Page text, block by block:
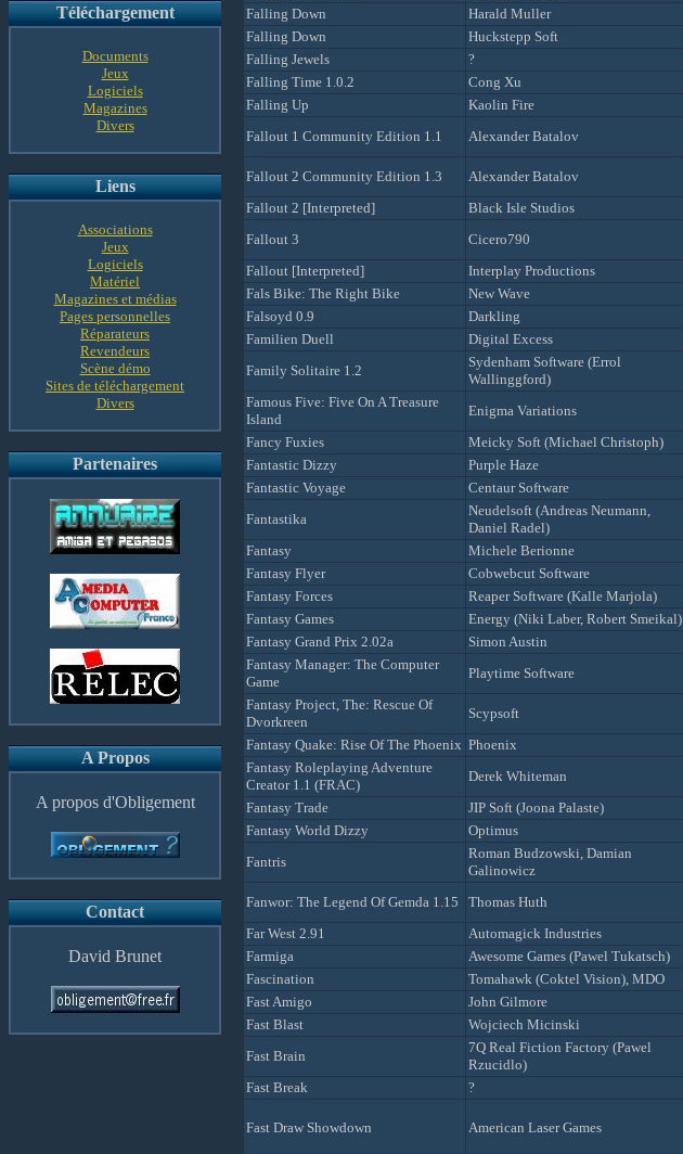
Téléchargement
Documents
Jeux
Logiciels
Magazines
Divers
Liens
Associations
Jeux
Logiciels
Matériel
Magazines et médias
Pages personnelles
Réparateurs
Revendeurs
Scène démo
Sites de téléchargement
Divers
Partenaires
A Propos
A propos d'Obligement
Contact
David Brunet
Falling Down
Harald Muller
Falling Down
Huckstepp Soft
Falling Jewels
?
Falling Time 1.0.2
Cong Xu
Falling Up
Kaolin Fire
Fallout 1 Community Edition 1.1
Alexander Batalov
Fallout 2 Community Edition 1.3 Alexander Batalov
Fallout 2 [Interpreted]
Black Isle Studios
Fallout 3
Cicero790
Fallout [Interpreted]
Interplay Productions
Fals Bike: The Right Bike
New Wave
Falsoyd 0.9
Darkling
Familien Duell
Digital Excess
Family Solitaire 1.2
Sydenham Software (Errol
Wallinggford)
Famous Five: Five On A Treasure
Island
Enigma Variations
Fancy Fuxies
Meicky Soft (Michael Christoph)
Fantastic Dizzy
Purple Haze
Fantastic Voyage
Centaur Software
Fantastika
Neudelsoft (Andreas Neumann,
Daniel Radel)
Fantasy
Michele Berionne
Fantasy Flyer
Cobwebcut Software
Fantasy Forces
Reaper Software (Kalle Marjola)
Fantasy Games
Energy (Niki Laber, Robert Smeikal)
Fantasy Grand Prix 2.02a
Simon Austin
Fantasy Manager: The Computer
Game
Playtime Software
Fantasy Project, The: Rescue Of
Dvorkreen
Scypsoft
Fantasy Quake: Rise Of The Phoenix Phoenix
Fantasy Roleplaying Adventure
Creator 1.1 (FRAC)
Derek Whiteman
Fantasy Trade
JIP Soft (Joona Palaste)
Fantasy World Dizzy
Optimus
Fantris
Roman Budzowski, Damian
Galinowicz
Fanwor: The Legend Of Gemda 1.15 Thomas Huth
Far West 2.91
Automagick Industries
Farmiga
Awesome Games (Pawel Tukatsch)
Fascination
Tomahawk (Coktel Vision), MDO
Fast Amigo
John Gilmore
Fast Blast
Wojciech Micinski
Fast Brain
7Q Real Fiction Factory (Pawel
Rzucidlo)
Fast Break
?
Fast Draw Showdown American Laser Games